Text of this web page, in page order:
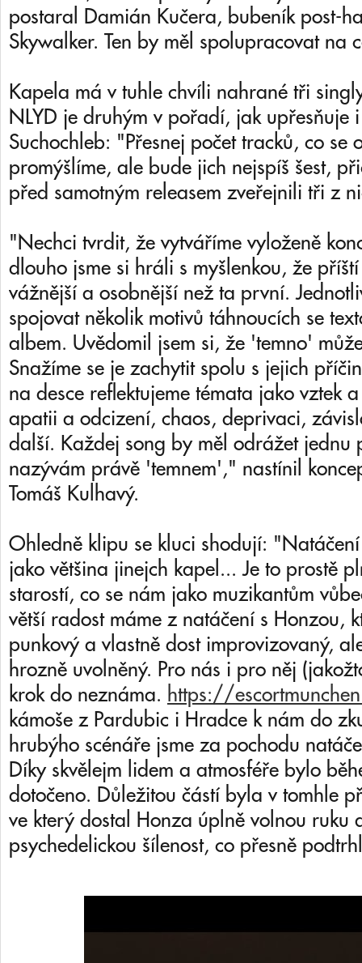
postaral Damián Kučera, bubeník post-
Skywalker. Ten by měl spolupracovat na
Kapela má v tuhle chvíli nahrané tři
NLYD je druhým v pořadí, jak upřesňuje
Suchochleb: "Přesnej počet tracků, co se
promýšlíme, ale bude jich nejspíš šest,
před samotným releasem zveřejnili tři z
"Nechci tvrdit, že vytváříme vyloženě
dlouho jsme si hráli s myšlenkou, že
vážnější a osobnější než ta první.
spojovat několik motivů táhnoucích se
albem. Uvědomil jsem si, že 'temno'
Snažíme se je zachytit spolu s jejich
na desce reflektujeme témata jako vztek
apatii a odcizení, chaos, deprivaci,
další. Každej song by měl odrážet jednu
nazývám právě 'temnem'," nastínil
Tomáš Kulhavý.
Ohledně klipu se kluci shodují:
jako většina jinejch kapel... Je to prostě
starostí, co se nám jako muzikantům
větší radost máme z natáčení s Honzou,
punkový a vlastně dost improvizovaný,
hrozně uvolněný. Pro nás i pro něj
krok do neznáma. https://
kámoše z Pardubic i Hradce k nám do
hrubýho scénáře jsme za pochodu
Díky skvělejm lidem a atmosféře bylo
dotočeno. Důležitou částí byla v tomhle
ve který dostal Honza úplně volnou ruku
psychedelickou šílenost, co přesně